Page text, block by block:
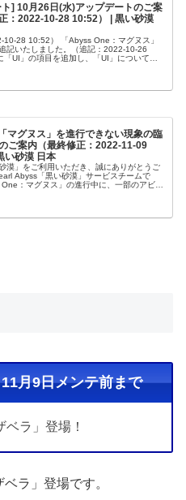
] 10月26日(水)アップデートのご案
：2022-10-28 10:52） | 黒い砂漠
10-28 10:52） 「Abyss One：マグヌス」
記いたしました。（追記：2022-10-26
「UI」の項目を追加し、「UI」についての
マグヌス」を進行できない現象の臨
ご案内（最終修正：2022-11-09
い砂漠 日本
漠」をご利用いただき、誠にありがとうご
Abyss「黒い砂漠」サービスチームで
：マグヌス」の進行中に、一部のアビス
月9日メンテ前まで
ベラ」登場！
ラ」登場です。